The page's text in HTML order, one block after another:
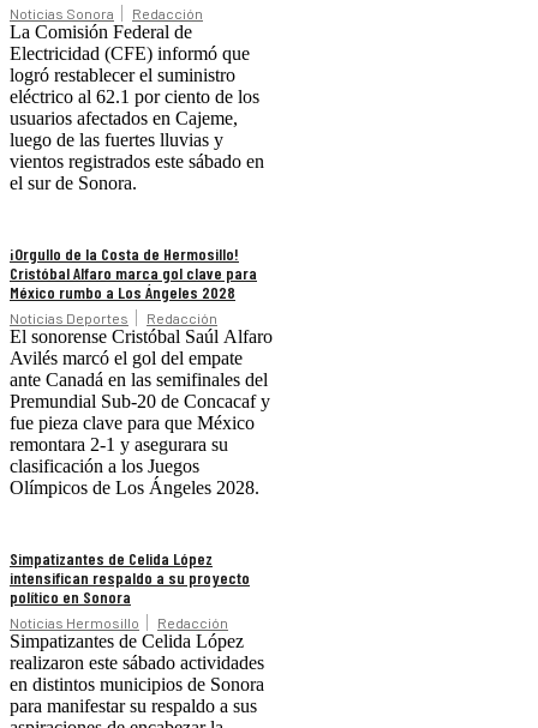
Noticias Sonora Redacción
La Comisión Federal de
Electricidad (CFE) informó que
logró restablecer el suministro
eléctrico al 62.1 por ciento de los
usuarios afectados en Cajeme,
luego de las fuertes lluvias y
vientos registrados este sábado en
el sur de Sonora.
¡Orgullo de la Costa de Hermosillo!
Cristóbal Alfaro marca gol clave para
México rumbo a Los Ángeles 2028
Noticias Deportes Redacción
El sonorense Cristóbal Saúl Alfaro
Avilés marcó el gol del empate
ante Canadá en las semifinales del
Premundial Sub-20 de Concacaf y
fue pieza clave para que México
remontara 2-1 y asegurara su
clasificación a los Juegos
Olímpicos de Los Ángeles 2028.
Simpatizantes de Celida López
intensifican respaldo a su proyecto
político en Sonora
Noticias Hermosillo Redacción
Simpatizantes de Celida López
realizaron este sábado actividades
en distintos municipios de Sonora
para manifestar su respaldo a sus